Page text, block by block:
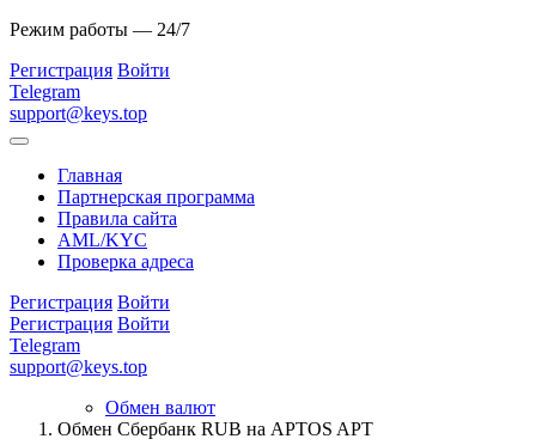
Режим работы — 24/7
Регистрация Войти
Telegram
support@keys.top
Главная
Партнерская программа
Правила сайта
AML/KYC
Проверка адреса
Регистрация Войти
Регистрация Войти
Telegram
support@keys.top
Обмен валют
Обмен Сбербанк RUB на APTOS APT